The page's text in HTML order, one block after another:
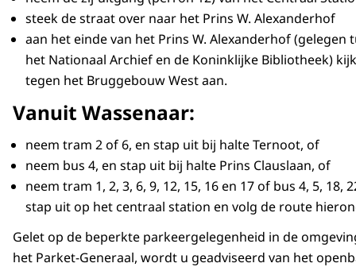
steek de straat over naar het Prins W. Alexanderhof
aan het einde van het Prins W. Alexanderhof (gelegen
het Nationaal Archief en de Koninklijke Bibliotheek)
tegen het Bruggebouw West aan.
Vanuit Wassenaar:
neem tram 2 of 6, en stap uit bij halte Ternoot, of
neem bus 4, en stap uit bij halte Prins Clauslaan, of
neem tram 1, 2, 3, 6, 9, 12, 15, 16 en 17 of bus 4, 5, 18,
stap uit op het centraal station en volg de route
Gelet op de beperkte parkeergelegenheid in de
het Parket-Generaal, wordt u geadviseerd van het